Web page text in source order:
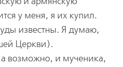
у меня, я их купил.
известны. Я думаю,
Церкви).
а возможно, и мученика,